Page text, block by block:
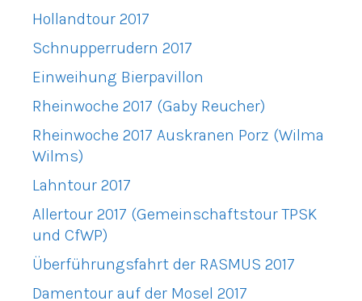
Hollandtour 2017
Schnupperrudern 2017
Einweihung Bierpavillon
Rheinwoche 2017 (Gaby Reucher)
Rheinwoche 2017 Auskranen Porz (Wilma
Wilms)
Lahntour 2017
Allertour 2017 (Gemeinschaftstour TPSK
und CfWP)
Überführungsfahrt der RASMUS 2017
Damentour auf der Mosel 2017